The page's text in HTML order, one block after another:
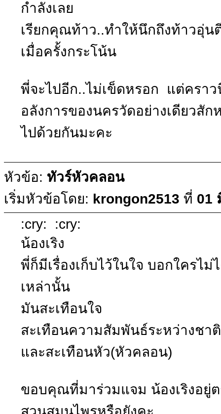
กำลังเลย
เรียกคุณท้าว..ทำให้นึกถึงท้าวอุ่น
เมื่อครั้งกระโน้น
พี่จะไปอีก..ไม่เข็ดหรอก แต่ครา
อลังการของนครวัดอย่างเดียวสั
ไปด้วยกันมะคะ
หัวข้อ: ทัวร์หัวคลอน
เริ่มหัวข้อโดย: krongon2513 ที่ 01
:cry: :cry:
น้องเริง
พี่ก็มีเรื่องเก็บไว้ในใจ บอกใครไ
เหล่านั้น
มันสะเทือนใจ
สะเทือนความสัมพันธ์ระหว่างชาติ
และสะเทือนหัว(หัวคลอน)
ขอบคุณที่มาร่วมแจม น้องเริงอยู่